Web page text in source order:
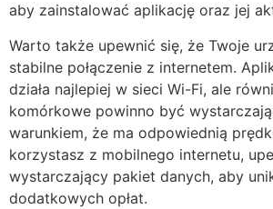
aby zainstalować aplikację oraz jej
Warto także upewnić się, że Twoje
stabilne połączenie z internetem.
działa najlepiej w sieci Wi-Fi, ale
komórkowe powinno być
warunkiem, że ma odpowiednią
korzystasz z mobilnego internetu,
wystarczający pakiet danych, aby
dodatkowych opłat.